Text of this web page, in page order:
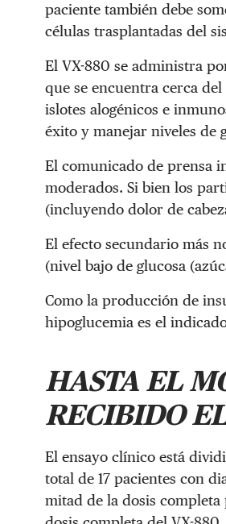
paciente también debe
células trasplantadas del
El VX-880 se administra
que se encuentra cerca
islotes alogénicos e
éxito y manejar niveles de
El comunicado de prensa
moderados. Si bien los
(incluyendo dolor de
El efecto secundario más
(nivel bajo de glucosa
Como la producción de
hipoglucemia es el
HASTA EL
RECIBIDO
El ensayo clínico está
total de 17 pacientes con
mitad de la dosis